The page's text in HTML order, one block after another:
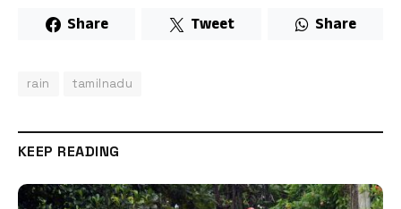
Share Tweet Share
rain tamilnadu
KEEP READING